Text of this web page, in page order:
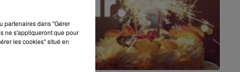
partenaires dans "Gérer
ne s'appliqueront que pour
les cookies" situé en